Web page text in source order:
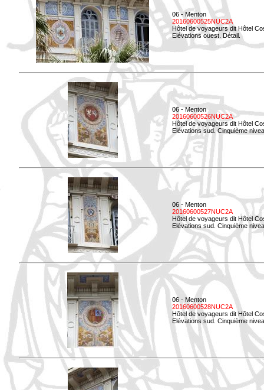
06 - Menton
20160600525NUC2A
Hôtel de voyageurs dit Hôtel
Elévations ouest. Détail.
06 - Menton
20160600526NUC2A
Hôtel de voyageurs dit Hôtel
Elévations sud. Cinquième
06 - Menton
20160600527NUC2A
Hôtel de voyageurs dit Hôtel
Elévations sud. Cinquième
06 - Menton
20160600528NUC2A
Hôtel de voyageurs dit Hôtel
Elévations sud. Cinquième